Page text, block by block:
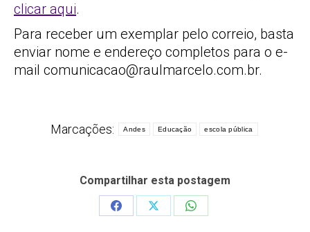
clicar aqui.
Para receber um exemplar pelo correio, basta
enviar nome e endereço completos para o e-
mail comunicacao@raulmarcelo.com.br.
Marcações: Andes Educação escola pública
Compartilhar esta postagem
Share
Share
Share